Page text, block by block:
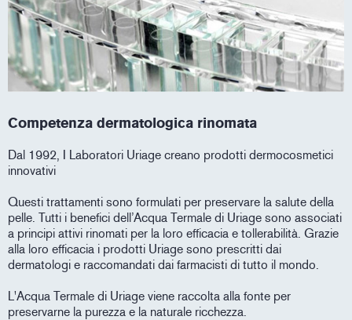
Competenza dermatologica rinomata
Dal 1992, I Laboratori Uriage creano prodotti dermocosmetici
innovativi
Questi trattamenti sono formulati per preservare la salute della
pelle. Tutti i benefici dell’Acqua Termale di Uriage sono associati
a principi attivi rinomati per la loro efficacia e tollerabilità. Grazie
alla loro efficacia i prodotti Uriage sono prescritti dai
dermatologi e raccomandati dai farmacisti di tutto il mondo.
L'Acqua Termale di Uriage viene raccolta alla fonte per
preservarne la purezza e la naturale ricchezza.